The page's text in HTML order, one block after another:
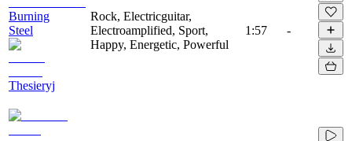
Burning
Steel
Thesieryj
Rock, Electricguitar,
Electroamplified, Sport,
Happy, Energetic, Powerful
1:57 -